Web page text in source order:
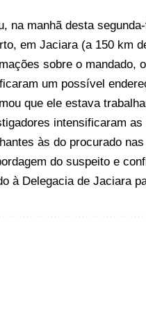
na manhã desta
em Jaciara (a 150 km
sobre o mandado,
um possível
que ele estava
intensificaram
às do procurado
do suspeito e
à Delegacia de Jaciara